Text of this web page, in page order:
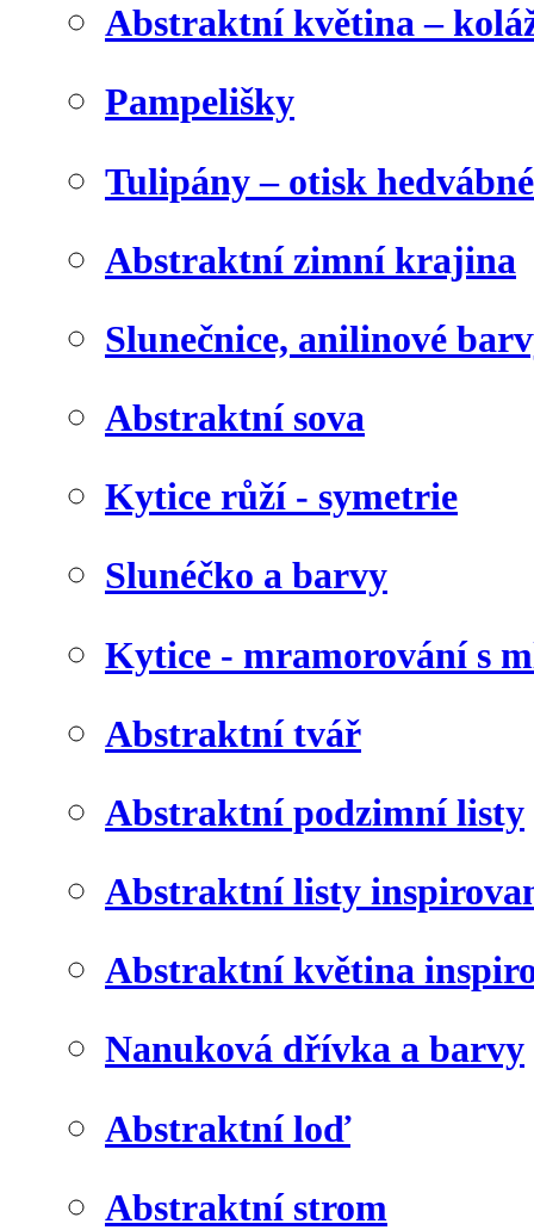
Abstraktní květina –
Pampelišky
Tulipány – otisk
Abstraktní zimní krajina
Slunečnice, anilinové
Abstraktní sova
Kytice růží - symetrie
Slunéčko a barvy
Kytice - mramorování s
Abstraktní tvář
Abstraktní podzimní listy
Abstraktní listy
Abstraktní květina
Nanuková dřívka a barvy
Abstraktní loď
Abstraktní strom